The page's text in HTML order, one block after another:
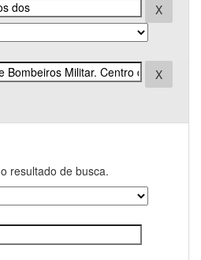
resultado de busca.